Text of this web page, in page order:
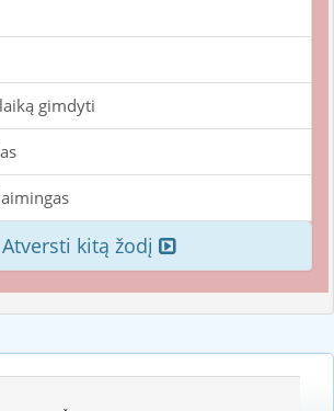
gimdyti
Atversti kitą žodį